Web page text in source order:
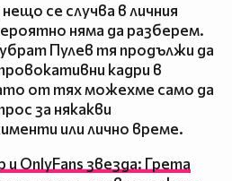
се случва в личния
няма да разберем.
Пулев тя продължи да
кадри в
от тях можехме само да
за някакви
или лично време.
и OnlyFans звезда: Грета